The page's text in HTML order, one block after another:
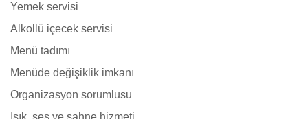
Yemek servisi
Alkollü içecek servisi
Menü tadımı
Menüde değişiklik imkanı
Organizasyon sorumlusu
Işık, ses ve sahne hizmeti